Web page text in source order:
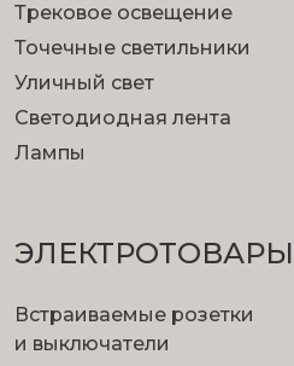
Трековое освещение
Точечные светильники
Уличный свет
Светодиодная лента
Лампы
ЭЛЕКТРОТОВАРЫ
Встраиваемые розетки
и выключатели